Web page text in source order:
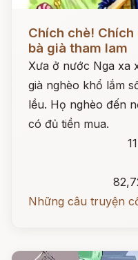
Chích chè!
bà già tham lam
Xưa ở nước Nga xa
già nghèo khổ lắm
lều. Họ nghèo đến
có đủ tiền mua.
Những câu truyện